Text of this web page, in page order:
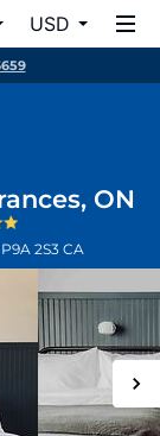
USD
ON
P9A 2S3 CA